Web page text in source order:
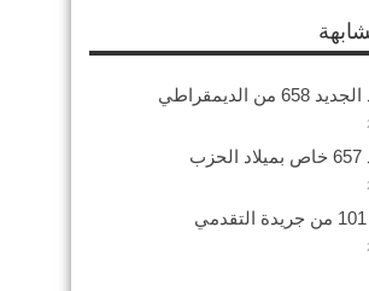
الديمقراطي